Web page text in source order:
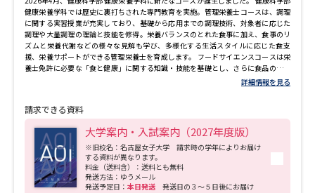
健康栄養学科では歴史に裏打ちされた専門教育を実施。管理栄養士コースは、調理
に関する実習授業が充実しており、基礎から応用までの調理技術、対象者に応じた
調理や大量調理の理論と技能を修得。栄養バランスのとれた食事に加え、食事のリ
ズムと栄養代謝などの様々な見解も学び、多様化する生活スタイルに応じた食支
援、栄養サポートができる管理栄養士を育成します。 フードサイエンスコースは栄
養士免許に必要な「食と健康」に関する知識・技能を基礎とし、さらに食品の科学
的かつ多角的な理解を深める専門教育により、「新たな食を提案する力」「おいし
食を提案し、フードサイエンスの新しい発想でより豊かな食生活の創造への貢献を
目指し育成します。 看護学科では歯科医師免許を有した専任教員による「口腔健康
管理学」を開講。管理栄養士を養成する健康栄養学科と連携して講義・演習を行う
ことで、口腔ケアに関する知識を有した看護師を養成します。 名古屋市瑞穂区にあ
るキャンパスは、創立111年という伝統が息づいています。名古屋から地下鉄桜通線
「瑞穂区役所」駅から徒歩3分と、アクセス良好です。2022年4月には医療科学部を
開設。最新の設備と空間を整備しています。
詳細情報を見る
請求できる資料
大学案内・入試案内（2027年度版）
※旧校名：名古屋女子大学 請求時の学年によりお届け
する資料が異なります。
料金（送料含）：送料とも無料
発送方法：ゆうメール
発送予定日： 本日発送 発送日の３～５日後にお届け